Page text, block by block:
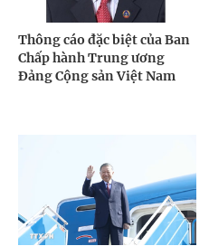
Thông cáo đặc biệt của Ban
Chấp hành Trung ương
Đảng Cộng sản Việt Nam